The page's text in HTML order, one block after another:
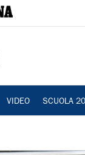
VIDEO SCUOLA